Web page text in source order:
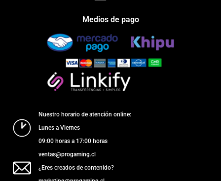
Medios de pago
Nuestro horario de atención online:
Lunes a Viernes
09:00 horas a 17:00 horas
ventas@progaming.cl
¿Eres creados de contenido?